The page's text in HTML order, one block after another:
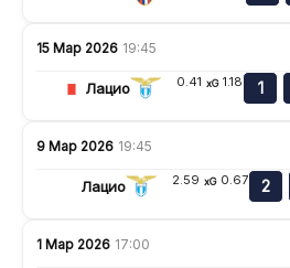
15 Мар 2026 19:45
Лацио 0.41 xG 1.18 1
9 Мар 2026 19:45
Лацио 2.59 xG 0.67 2
1 Мар 2026 17:00